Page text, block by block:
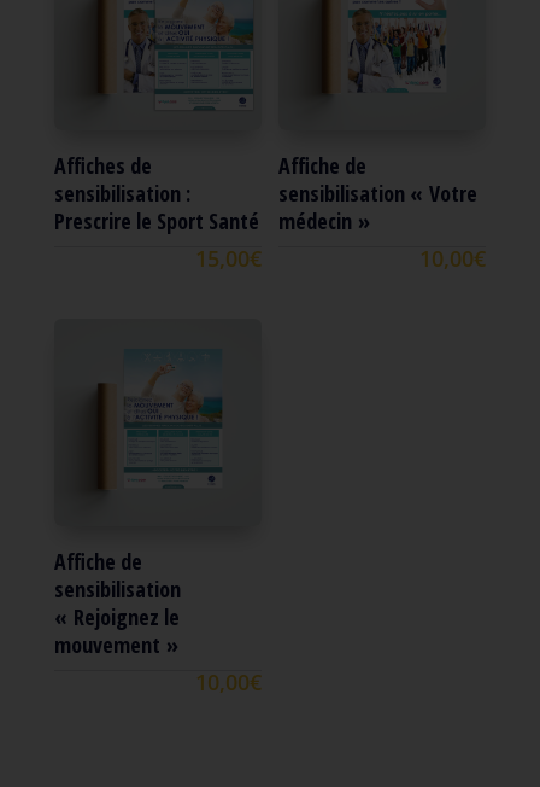
Affiches de
sensibilisation :
Prescrire le Sport Santé
15,00€
Affiche de
sensibilisation « Votre
médecin »
10,00€
Affiche de
sensibilisation
« Rejoignez le
mouvement »
10,00€